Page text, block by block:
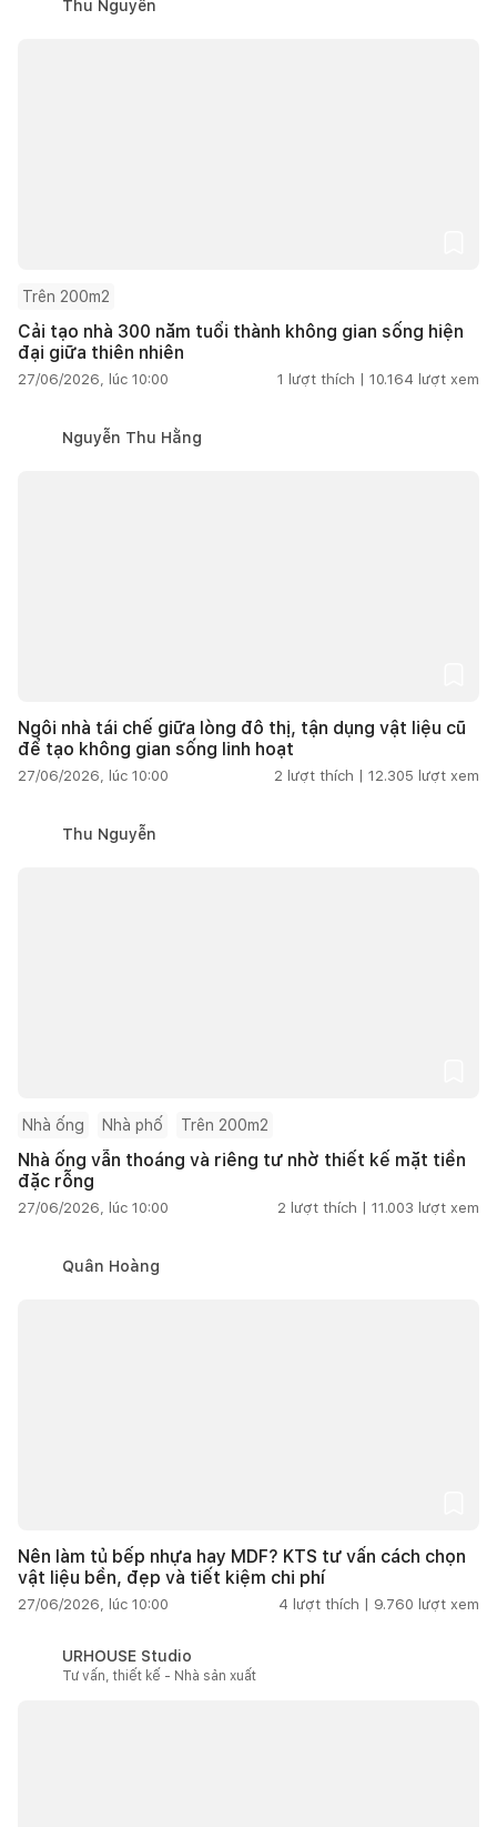
Thu Nguyễn
Trên 200m2
Cải tạo nhà 300 năm tuổi thành không gian sống hiện
đại giữa thiên nhiên
27/06/2026, lúc 10:00 1 lượt thích | 10.164 lượt xem
Nguyễn Thu Hằng
Ngôi nhà tái chế giữa lòng đô thị, tận dụng vật liệu cũ
để tạo không gian sống linh hoạt
27/06/2026, lúc 10:00 2 lượt thích | 12.305 lượt xem
Thu Nguyễn
Nhà ống Nhà phố Trên 200m2
Nhà ống vẫn thoáng và riêng tư nhờ thiết kế mặt tiền
đặc rỗng
27/06/2026, lúc 10:00 2 lượt thích | 11.003 lượt xem
Quân Hoàng
Nên làm tủ bếp nhựa hay MDF? KTS tư vấn cách chọn
vật liệu bền, đẹp và tiết kiệm chi phí
27/06/2026, lúc 10:00 4 lượt thích | 9.760 lượt xem
URHOUSE Studio
Tư vấn, thiết kế - Nhà sản xuất